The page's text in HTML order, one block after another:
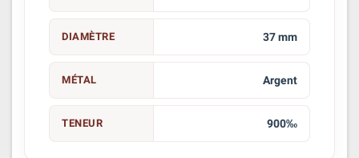
DIAMÈTRE 37 mm
MÉTAL Argent
TENEUR 900‰